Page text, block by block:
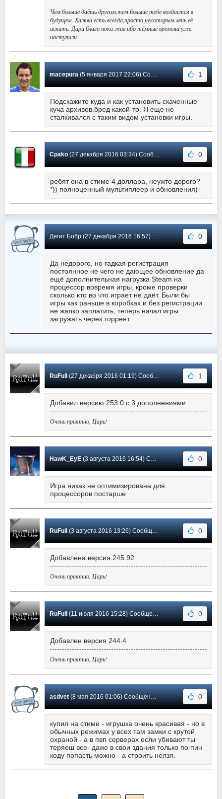
Чем больше даёшь другим,тем больше тебе воздастся в
будущем. Халява есть всегда,просто некоторым лень её
искать. Дари благо пока жив ибо тёмные времена уже
наступили.
macepura(5 января 2017 22:06) Сообщение #18 1
Подскажите куда и как установить скаченные
куча архивов.бред какой-то. Я еще не
сталкивался с таким видом установки игры.
Cpako(27 декабря 2016 03:34) Сообщение #17 0
ребят она в стиме 4 доллара, неужто дорого?
*)) полноценный мультиплеер и обновления)
Дегит Бобр (27 декабря 2016 16:57) Сообщение #16 0
Да недорого, но гадкая регистрация
постоянное не чего не дающее обновление да
ещё дополнительная нагрузка Steam на
процессор вовремя игры, кроме проверки
сколько кто во что играет не даёт. Были бы
игры как раньше в коробках и без регистрации
не жалко заплатить, теперь начал игры
загружать через торрент.
RuFull (27 декабря 2016 01:19) Сообщение #15 1
Добавил версию 253.0 с 3 дополнениями
Очень приятно, Царь!
HawK_EyE(3 августа 2016 16:54) Сообщение #14 0
Игра никак не оптимизирована для
процессоров постарше
RuFull (3 августа 2016 13:26) Сообщение #13 0
Добавлена версия 245.92
Очень приятно, Царь!
RuFull (11 июля 2016 15:28) Сообщение #12 0
Добавлен версия 244.4
Очень приятно, Царь!
asdvet(8 мая 2016 01:06) Сообщение #11 0
купил на стиме - игрушка очень красивая - но в
обычных режимах у всех там замки с крутой
охраной - а в пвп серверах если убивают ты
теряеш все- даже в свои здания только по пин
коду попасть можно - а строить нелзя.